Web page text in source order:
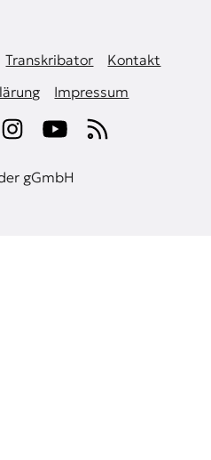
Transkribator
Kontakt
Impressum
gGmbH